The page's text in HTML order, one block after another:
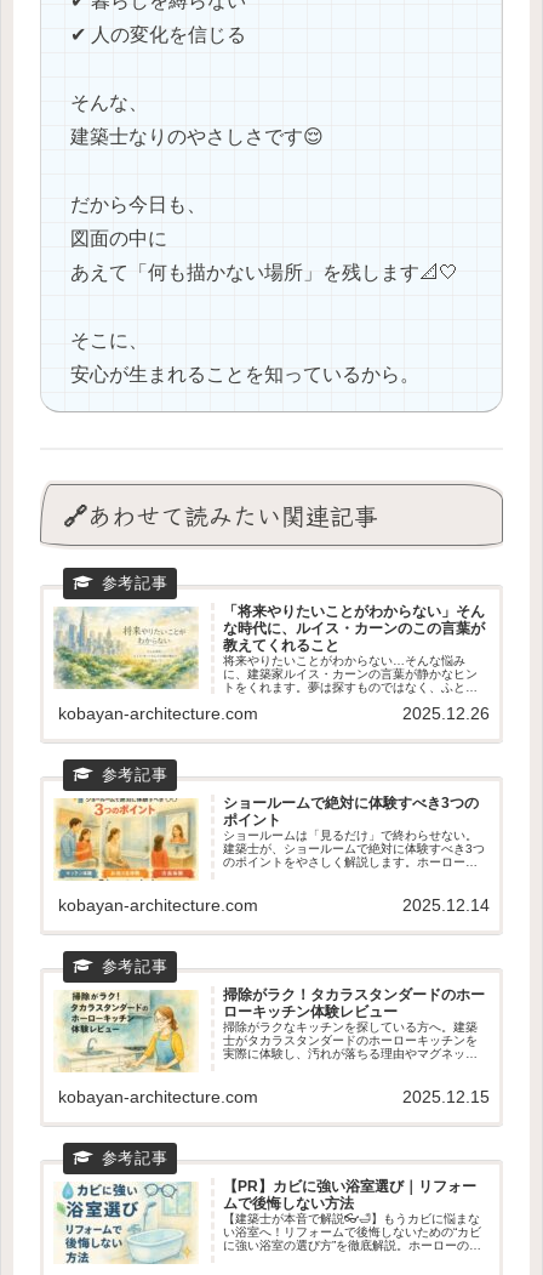
✔ 人の変化を信じる
そんな、
建築士なりのやさしさです😌
だから今日も、
図面の中に
あえて「何も描かない場所」を残します📐🤍
そこに、
安心が生まれることを知っているから。
🔗あわせて読みたい関連記事
「将来やりたいことがわからない」そん
な時代に、ルイス・カーンのこの言葉が
教えてくれること
将来やりたいことがわからない…そんな悩み
に、建築家ルイス・カーンの言葉が静かなヒン
トをくれます。夢は探すものではなく、ふと反
い思考エッセイ。
kobayan-architecture.com 2025.12.26
ショールームで絶対に体験すべき3つの
ポイント
ショールームは「見るだけ」で終わらせない。
建築士が、ショールームで絶対に体験すべき3つ
のポイントをやさしく解説します。ホーローの
後悔しない見学のコツがわかる記事です。
kobayan-architecture.com 2025.12.14
掃除がラク！タカラスタンダードのホー
ローキッチン体験レビュー
掃除がラクなキッチンを探している方へ。建築
士がタカラスタンダードのホーローキッチンを
実際に体験し、汚れが落ちる理由やマグネット
かる、後悔しないキッチン選びの記事です。
kobayan-architecture.com 2025.12.15
【PR】カビに強い浴室選び｜リフォー
ムで後悔しない方法
【建築士が本音で解説👓🛁】もうカビに悩まな
い浴室へ！リフォームで後悔しないための“カビ
に強い浴室の選び方”を徹底解説。ホーローの汚